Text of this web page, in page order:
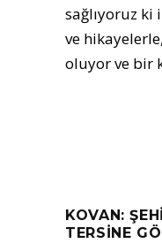
sağlıyoruz
ve
oluyor ve bir
KOVAN:
TERSİNE